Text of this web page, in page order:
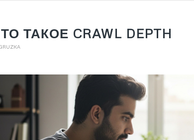
ТАКОЕ CRAWL DEPTH